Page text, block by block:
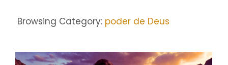
Browsing Category: poder de Deus